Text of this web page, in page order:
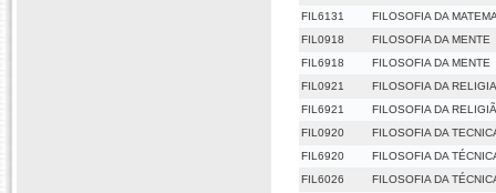
FIL6131
FILOSOFIA DA
FIL0918
FILOSOFIA DA MENTE
FIL6918
FILOSOFIA DA MENTE
FIL0921
FILOSOFIA DA
FIL6921
FILOSOFIA DA
FIL0920
FILOSOFIA DA
FIL6920
FILOSOFIA DA
FIL6026
FILOSOFIA DA